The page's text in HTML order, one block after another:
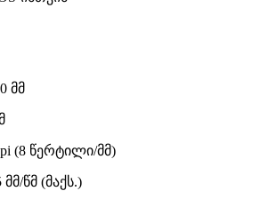
მმ
(8 წერტილი/მმ)
წმ (მაქს.)